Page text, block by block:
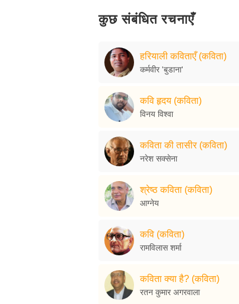
कुछ संबंधित रचनाएँ
हरियाली कविताएँ (कविता)
कर्मवीर 'बुडाना'
कवि हृदय (कविता)
विनय विश्वा
कविता की तासीर (कविता)
नरेश सक्सेना
श्रेष्ठ कविता (कविता)
आग्नेय
कवि (कविता)
रामविलास शर्मा
कविता क्या है? (कविता)
रतन कुमार अगरवाला